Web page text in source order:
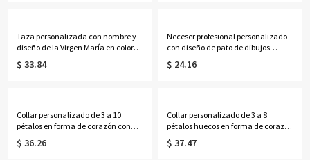
Taza personalizada con nombre y
diseño de la Virgen María en color
lavanda, taza de cerámica bicolor
de 325 ml/444 ml para café o té con
$ 33.84
Neceser profesional personalizado
con diseño de pato de dibujos
animados, neceser transparente de
PVC, ideal para fiestas, vacaciones o
$ 24.16
Collar personalizado de 3 a 10
pétalos en forma de corazón con
piedras de nacimiento y nombres,
delicada joyería floral familiar,
$ 36.26
Collar personalizado de 3 a 8
pétalos huecos en forma de corazón
con piedras de nacimiento y
nombres, delicada joyería floral
$ 37.47